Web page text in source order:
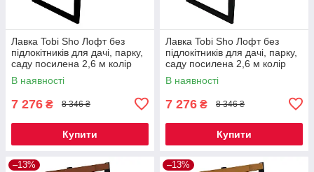
Лавка Tobi Sho Лофт без
підлокітників для дачі, парку,
саду посилена 2,6 м колір
каштан
В наявності
7 276 ₴ 8 346 ₴
Купити
Лавка Tobi Sho Лофт без
підлокітників для дачі, парку,
саду посилена 2,6 м колір
черешня
В наявності
7 276 ₴ 8 346 ₴
Купити
–13% –13%